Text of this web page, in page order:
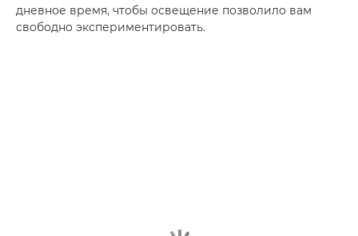
дневное время, чтобы освещение позволило вам
свободно экспериментировать.